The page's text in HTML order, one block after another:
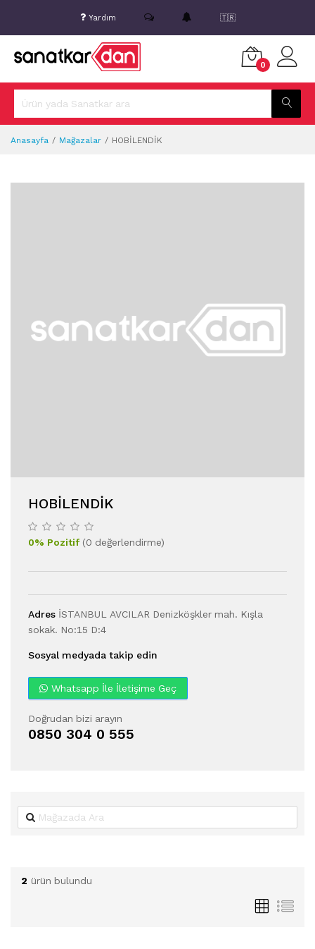
Yardım 🇹🇷
0
Anasayfa Mağazalar HOBİLENDİK
HOBİLENDİK
0% Pozitif(0 değerlendirme)
Adres İSTANBUL AVCILAR Denizköşkler mah. Kışla
sokak. No:15 D:4
Sosyal medyada takip edin
Whatsapp İle İletişime Geç
Doğrudan bizi arayın
0850 304 0 555
2 ürün bulundu